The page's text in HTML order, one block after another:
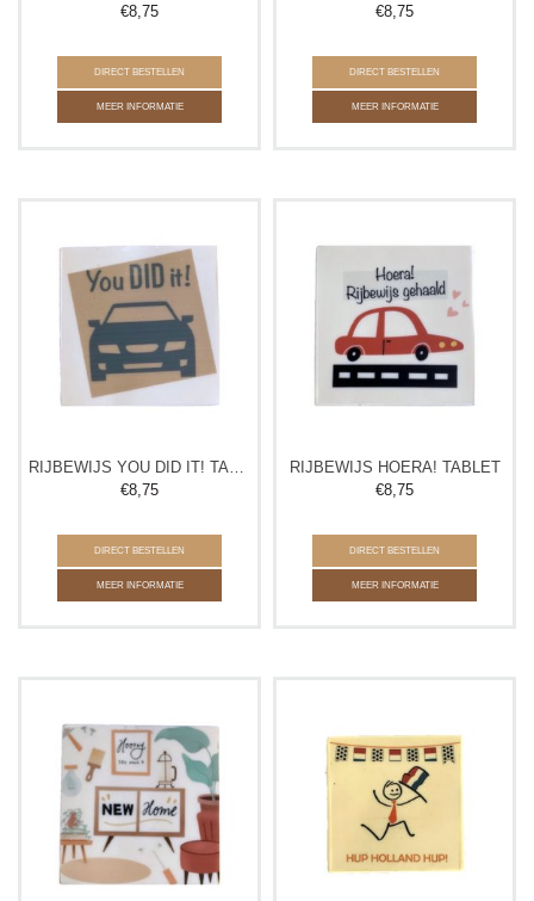
€8,75
DIRECT BESTELLEN
MEER INFORMATIE
€8,75
DIRECT BESTELLEN
MEER INFORMATIE
RIJBEWIJS YOU DID IT! TABLET
€8,75
DIRECT BESTELLEN
MEER INFORMATIE
RIJBEWIJS HOERA! TABLET
€8,75
DIRECT BESTELLEN
MEER INFORMATIE